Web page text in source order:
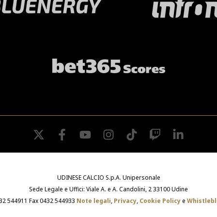
twitter facebookyoutube instagramtiktok twitch
UDINESE CALCIO S.p.A. Unipersonale
Sede Legale e Uffici: Viale A. e A. Candolini, 2 33100 Udine
544911 Fax 0432 544933 Note legali, Privacy, Cookie Policye